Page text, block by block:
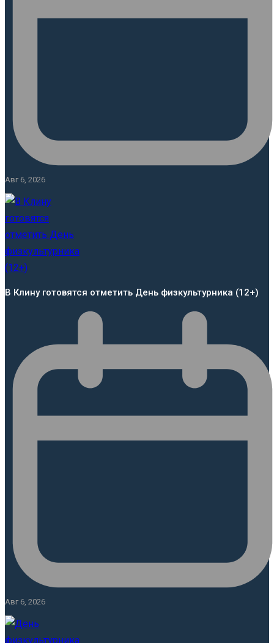
Авг 6, 2026
В Клину готовятся отметить День физкультурника (12+)
Авг 6, 2026